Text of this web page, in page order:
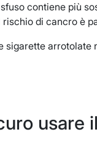
contiene più
rischio di cancro è
sigarette arrotolate
usare